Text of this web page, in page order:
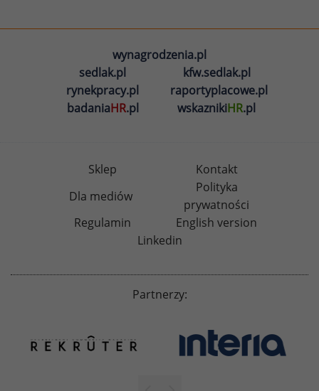
wynagrodzenia.pl
sedlak.pl
kfw.sedlak.pl
rynekpracy.pl
raportyplacowe.pl
badaniaHR.pl wskaznikiHR.pl
Sklep
Kontakt
Dla mediów
Polityka
prywatności
Regulamin
English version
Linkedin
Partnerzy: